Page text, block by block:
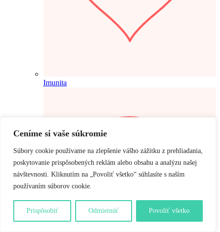
Ceníme si vaše súkromie
Súbory cookie používame na zlepšenie vášho zážitku z prehliadania,
poskytovanie prispôsobených reklám alebo obsahu a analýzu našej
návštevnosti. Kliknutím na „Povoliť všetko“ súhlasíte s naším
používaním súborov cookie.
Prispôsobiť Odmietnúť Povoliť všetko
Imunita